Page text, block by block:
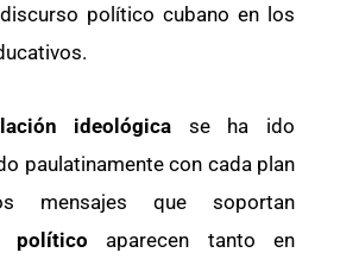
político cubano en los
ideológica se ha ido
paulatinamente con cada plan
mensajes que soportan
político aparecen tanto en